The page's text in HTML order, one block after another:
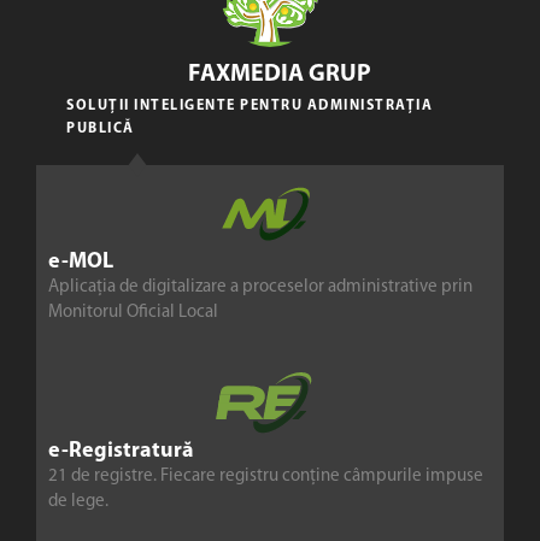
e-MOL
Aplicația de digitalizare a proceselor administrative prin
Monitorul Oficial Local
e-Registratură
21 de registre. Fiecare registru conține câmpurile impuse
de lege.
FAXMEDIA GRUP
SOLUȚII INTELIGENTE PENTRU ADMINISTRAȚIA
PUBLICĂ